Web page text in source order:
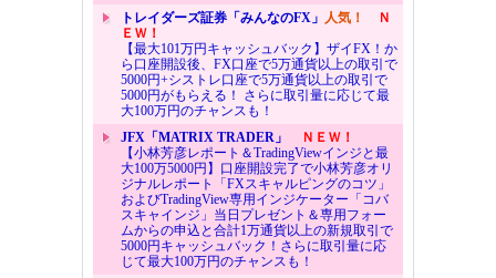
トレイダーズ証券「みんなのFX」 人気！
Ｎ
ＥＷ！
【最大101万円キャッシュバック】ザイFX！か
ら口座開設後、FX口座で5万通貨以上の取引で
5000円+シストレ口座で5万通貨以上の取引で
5000円がもらえる！ さらに取引量に応じて最
大100万円のチャンスも！
JFX「MATRIX TRADER」
ＮＥＷ！
【小林芳彦レポート＆TradingViewインジと最
大100万5000円】口座開設完了で小林芳彦オリ
ジナルレポート「FXスキャルピングのコツ」
およびTradingView専用インジケーター「コバ
スキャインジ」当日プレゼント＆専用フォー
ムからの申込と合計1万通貨以上の新規取引で
5000円キャッシュバック！さらに取引量に応
じて最大100万円のチャンスも！